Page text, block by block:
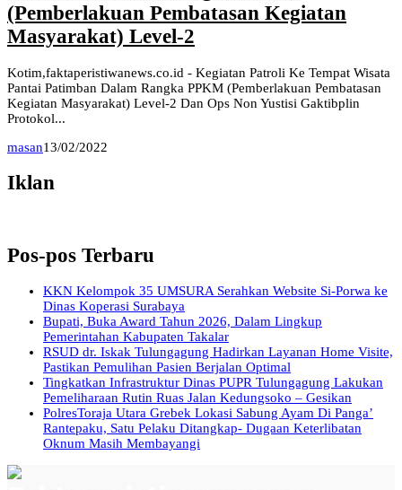
(Pemberlakuan Pembatasan Kegiatan
Masyarakat) Level-2
Kotim,faktaperistiwanews.co.id - Kegiatan Patroli Ke Tempat Wisata
Pantai Patimban Dalam Rangka PPKM (Pemberlakuan Pembatasan
Kegiatan Masyarakat) Level-2 Dan Ops Non Yustisi Gaktibplin
Protokol...
masan13/02/2022
Iklan
Pos-pos Terbaru
KKN Kelompok 35 UMSURA Serahkan Website Si-Porwa ke
Dinas Koperasi Surabaya
Bupati, Buka Award Tahun 2026, Dalam Lingkup
Pemerintahan Kabupaten Takalar
RSUD dr. Iskak Tulungagung Hadirkan Layanan Home Visite,
Pastikan Pemulihan Pasien Berjalan Optimal
Tingkatkan Infrastruktur Dinas PUPR Tulungagung Lakukan
Pemeliharaan Rutin Ruas Jalan Kedungsoko – Gesikan
PolresToraja Utara Grebek Lokasi Sabung Ayam Di Panga’
Rantepaku, Satu Pelaku Ditangkap- Dugaan Keterlibatan
Oknum Masih Membayangi